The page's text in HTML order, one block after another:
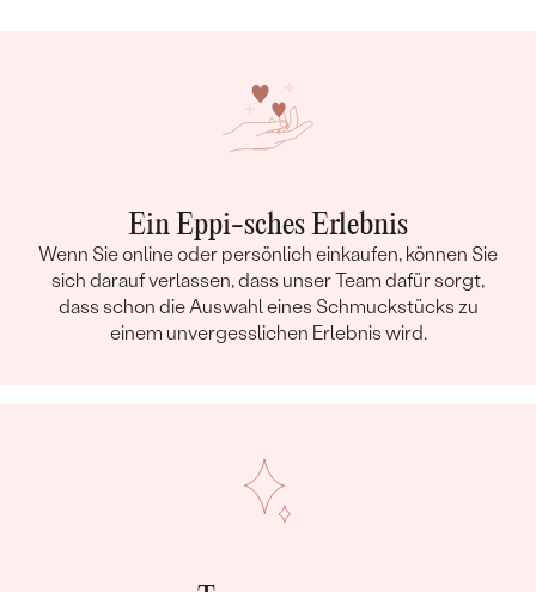
Ein Eppi-sches Erlebnis
Wenn Sie online oder persönlich einkaufen, können Sie
sich darauf verlassen, dass unser Team dafür sorgt,
dass schon die Auswahl eines Schmuckstücks zu
einem unvergesslichen Erlebnis wird.